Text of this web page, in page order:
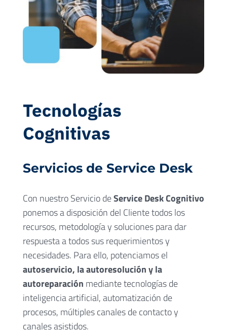
Tecnologías
Cognitivas
Servicios de Service Desk
Con nuestro Servicio deService Desk Cognitivo
ponemos a disposición del Cliente todos los
recursos, metodología y soluciones para dar
respuesta a todos sus requerimientos y
necesidades. Para ello, potenciamos el
autoservicio, la autoresolución y la
autoreparación mediante tecnologías de
inteligencia artificial, automatización de
procesos, múltiples canales de contacto y
canales asistidos.